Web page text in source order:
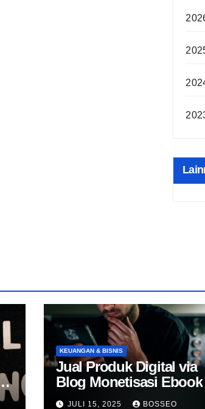
KEUANGAN & BISNIS
Jual Produk Digital via
Blog Monetisasi Ebook
JULI 15, 2025 BOSSEO